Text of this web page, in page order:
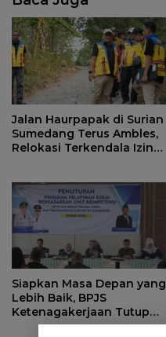
Jalan Haurpapak di Surian
Sumedang Terus Ambles,
Relokasi Terkendala Izin
Siapkan Masa Depan yang
Lebih Baik, BPJS
Ketenagakerjaan Tutup
Program Persiapan Kerja